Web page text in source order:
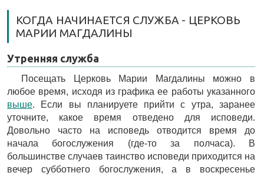
КОГДА НАЧИНАЕТСЯ СЛУЖБА - ЦЕРКОВЬ
МАРИИ МАГДАЛИНЫ
Утренняя служба
Посещать Церковь Марии Магдалины можно в
любое время, исходя из графика ее работы указанного
выше. Если вы планируете прийти с утра, заранее
уточните, какое время отведено для исповеди.
Довольно часто на исповедь отводится время до
начала богослужения (где-то за полчаса). В
большинстве случаев таинство исповеди приходится на
вечер субботнего богослужения, а в воскресенье